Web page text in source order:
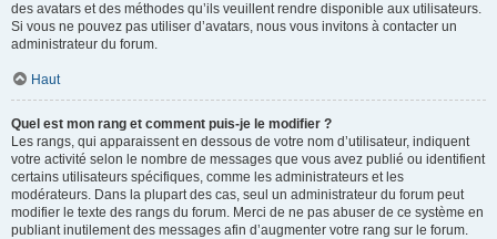
des avatars et des méthodes qu’ils veuillent rendre disponible aux utilisateurs.
Si vous ne pouvez pas utiliser d’avatars, nous vous invitons à contacter un
administrateur du forum.
Haut
Quel est mon rang et comment puis-je le modifier ?
Les rangs, qui apparaissent en dessous de votre nom d’utilisateur, indiquent
votre activité selon le nombre de messages que vous avez publié ou identifient
certains utilisateurs spécifiques, comme les administrateurs et les
modérateurs. Dans la plupart des cas, seul un administrateur du forum peut
modifier le texte des rangs du forum. Merci de ne pas abuser de ce système en
publiant inutilement des messages afin d’augmenter votre rang sur le forum.